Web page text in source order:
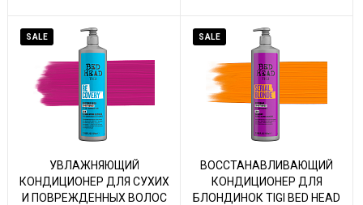
SALE
УВЛАЖНЯЮЩИЙ
КОНДИЦИОНЕР ДЛЯ СУХИХ
И ПОВРЕЖДЕННЫХ ВОЛОС
SALE
ВОССТАНАВЛИВАЮЩИЙ
КОНДИЦИОНЕР ДЛЯ
БЛОНДИНОК TIGI BED HEAD